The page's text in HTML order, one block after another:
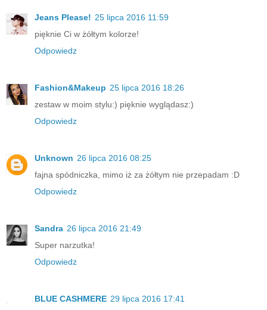
Jeans Please! 25 lipca 2016 11:59
pięknie Ci w żółtym kolorze!
Odpowiedz
Fashion&Makeup 25 lipca 2016 18:26
zestaw w moim stylu:) pięknie wyglądasz:)
Odpowiedz
Unknown 26 lipca 2016 08:25
fajna spódniczka, mimo iż za żółtym nie przepadam :D
Odpowiedz
Sandra 26 lipca 2016 21:49
Super narzutka!
Odpowiedz
BLUE CASHMERE 29 lipca 2016 17:41